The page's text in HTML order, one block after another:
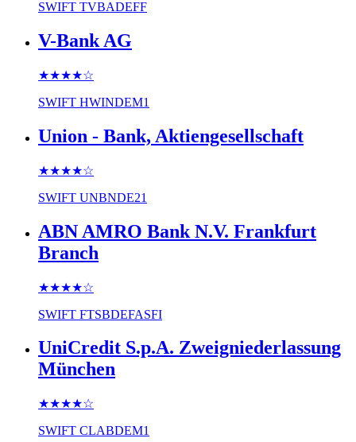
SWIFT TVBADEFF
V-Bank AG
★★★★☆
SWIFT HWINDEM1
Union - Bank, Aktiengesellschaft
★★★★☆
SWIFT UNBNDE21
ABN AMRO Bank N.V. Frankfurt
Branch
★★★★☆
SWIFT FTSBDEFASFI
UniCredit S.p.A. Zweigniederlassung
München
★★★★☆
SWIFT CLABDEM1